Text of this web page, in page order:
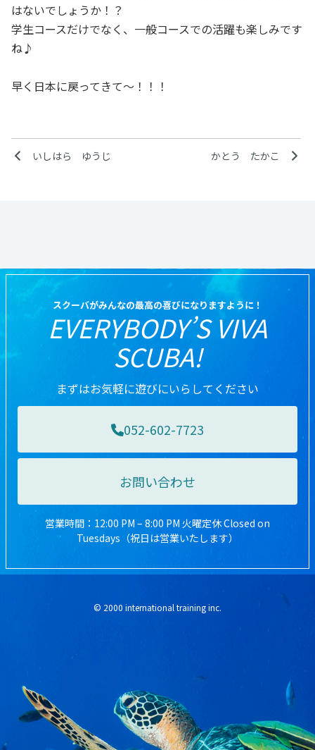
はないでしょうか！？
学生コースだけでなく、一般コースでの活躍も楽しみです
ね♪
早く日本に戻ってきて～！！！
いしはら ゆうじ かとう たかこ
スクーバがみんなの最高の喜びになりますように！
EVERYBODY’S VIVA
SCUBA!
まずはお気軽に遊びにいらしてください
052-602-7723
お問い合わせ
営業時間：12:00 PM – 8:00 PM 火曜定休 Closed on
Tuesdays（祝日は営業いたします）
© 2000 international training inc.